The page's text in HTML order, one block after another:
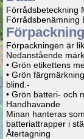
Förrådsbeteckning
Förrådsbenämning
Förpackningen är
Nedanstående
• Grön etikettens
• Grön
blind.-
• Grön batteri- och
Handhavande
Minan hanteras
batteriattrapper i
Återtagning